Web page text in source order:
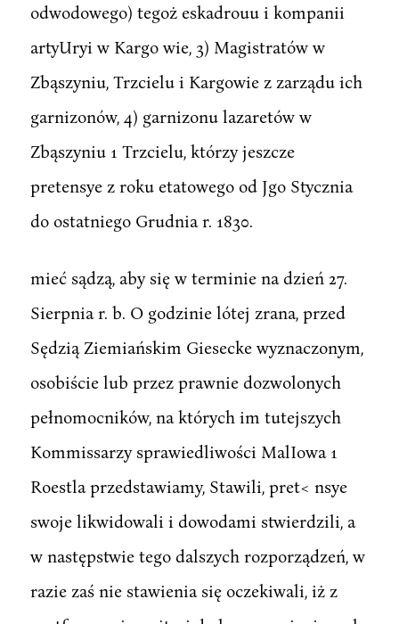
odwodowego) tegoż eskadrouu i kompanii
artyUryi w Kargo wie, 3) Magistratów w
Zbąszyniu, Trzcielu i Kargowie z zarządu ich
garnizonów, 4) garnizonu lazaretów w
Zbąszyniu 1 Trzcielu, którzy jeszcze
pretensye z roku etatowego od Jgo Stycznia
do ostatniego Grudnia r. 1830.
mieć sądzą, aby się w terminie na dzień 27.
Sierpnia r. b. O godzinie lótej zrana, przed
Sędzią Ziemiańskim Giesecke wyznaczonym,
osobiście lub przez prawnie dozwolonych
pełnomocników, na których im tutejszych
Kommissarzy sprawiedliwości MalIowa 1
Roestla przedstawiamy, Stawili, pret< nsye
swoje likwidowali i dowodami stwierdzili, a
w następstwie tego dalszych rozporządzeń, w
razie zaś nie stawienia się oczekiwali, iż z